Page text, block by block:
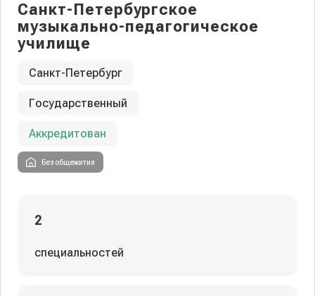
Санкт-Петербургское
музыкально-педагогическое
училище
Санкт-Петербург
Государственный
Аккредитован
Без общежития
2
специальностей